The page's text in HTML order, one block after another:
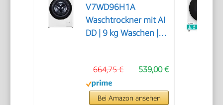
V7WD96H1A
Waschtrockner mit AI
DD | 9 kg Waschen | 6
TurboWash 360° |
Neue Wohlfühl-
Trommel | Wi-Fi-
539,00 €
664,75 €
Bei Amazon ansehen